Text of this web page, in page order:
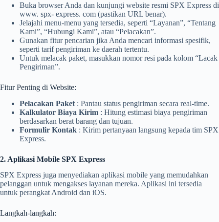
Buka browser Anda dan kunjungi website resmi SPX Express di
www. spx- express. com (pastikan URL benar).
Jelajahi menu-menu yang tersedia, seperti “Layanan”, “Tentang
Kami”, “Hubungi Kami”, atau “Pelacakan”.
Gunakan fitur pencarian jika Anda mencari informasi spesifik,
seperti tarif pengiriman ke daerah tertentu.
Untuk melacak paket, masukkan nomor resi pada kolom “Lacak
Pengiriman”.
Fitur Penting di Website:
Pelacakan Paket : Pantau status pengiriman secara real-time.
Kalkulator Biaya Kirim : Hitung estimasi biaya pengiriman
berdasarkan berat barang dan tujuan.
Formulir Kontak : Kirim pertanyaan langsung kepada tim SPX
Express.
2. Aplikasi Mobile SPX Express
SPX Express juga menyediakan aplikasi mobile yang memudahkan
pelanggan untuk mengakses layanan mereka. Aplikasi ini tersedia
untuk perangkat Android dan iOS.
Langkah-langkah: